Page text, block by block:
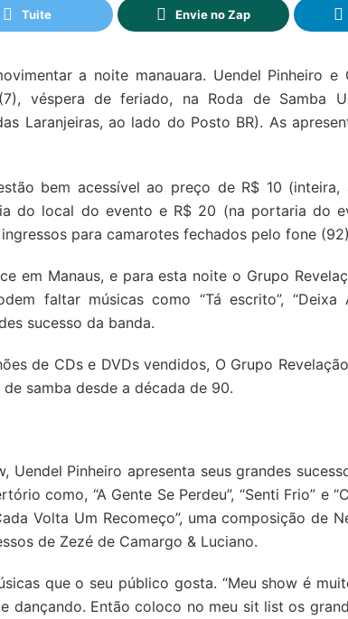
Tuite Envie no Zap
a noite manauara. Uendel Pinheiro e
véspera de feriado, na Roda de Samba
Laranjeiras, ao lado do Posto BR). As
bem acessível ao preço de R$ 10 (inteira,
do local do evento e R$ 20 (na portaria do
para camarotes fechados pelo fone
em Manaus, e para esta noite o Grupo
faltar músicas como “Tá escrito”, “Deixa
sucesso da banda.
de CDs e DVDs vendidos, O Grupo
samba desde a década de 90.
Pinheiro apresenta seus grandes
como, “A Gente Se Perdeu”, “Senti Frio” e
Volta Um Recomeço”, uma composição de
de Zezé de Camargo & Luciano.
que o seu público gosta. “Meu show é
Então coloco no meu sit list os